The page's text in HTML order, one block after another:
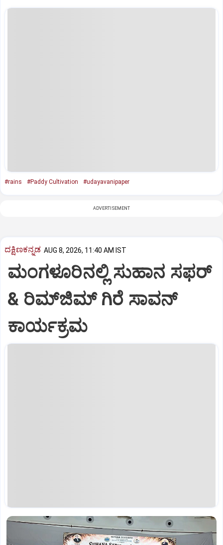
#rains #Paddy Cultivation #udayavanipaper
ADVERTISEMENT
ದಕ್ಷಿಣಕನ್ನಡ AUG 8, 2026, 11:40 AM IST
ಮಂಗಳೂರಿನಲ್ಲಿ ಸುಹಾನ ಸಫರ್
& ರಿಮ್‌ಜಿಮ್ ಗಿರೆ ಸಾವನ್
ಕಾರ್ಯಕ್ರಮ